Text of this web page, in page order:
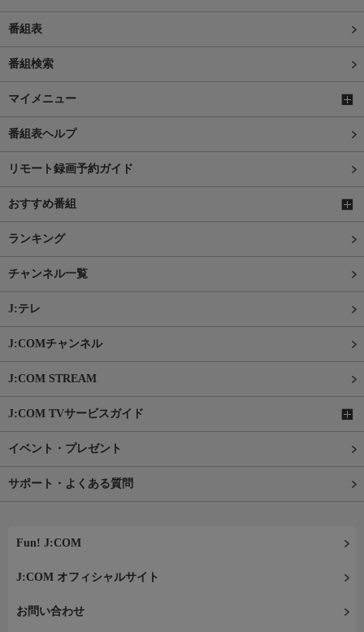
番組表
番組検索
マイメニュー
番組表ヘルプ
リモート録画予約ガイド
おすすめ番組
ランキング
チャンネル一覧
J:テレ
J:COMチャンネル
J:COM STREAM
J:COM TVサービスガイド
イベント・プレゼント
サポート・よくある質問
Fun! J:COM
J:COM オフィシャルサイト
お問い合わせ